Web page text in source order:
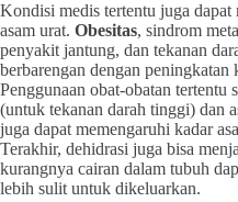
Kondisi medis tertentu juga
asam urat. Obesitas, sindrom
penyakit jantung, dan tekanan
berbarengan dengan peningkatan
Penggunaan obat-obatan tertentu
(untuk tekanan darah tinggi) dan
juga dapat memengaruhi kadar
Terakhir, dehidrasi juga bisa
kurangnya cairan dalam tubuh
lebih sulit untuk dikeluarkan.